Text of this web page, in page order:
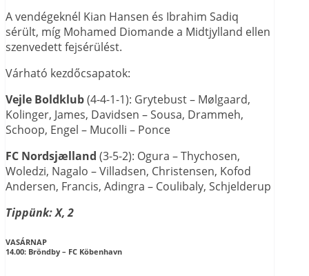
A vendégeknél Kian Hansen és Ibrahim Sadiq
sérült, míg Mohamed Diomande a Midtjylland ellen
szenvedett fejsérülést.
Várható kezdőcsapatok:
Vejle Boldklub(4-4-1-1): Grytebust – Mølgaard,
Kolinger, James, Davidsen – Sousa, Drammeh,
Schoop, Engel – Mucolli – Ponce
FC Nordsjælland (3-5-2): Ogura – Thychosen,
Woledzi, Nagalo – Villadsen, Christensen, Kofod
Andersen, Francis, Adingra – Coulibaly, Schjelderup
Tippünk: X, 2
VASÁRNAP
14.00: Bröndby – FC Köbenhavn